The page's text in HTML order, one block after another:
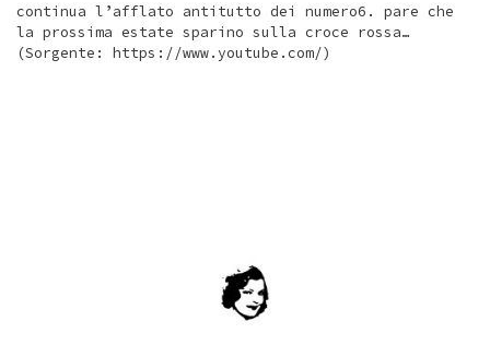
continua l’afflato antitutto dei numero6. pare che
la prossima estate sparino sulla croce rossa…
(Sorgente: https://www.youtube.com/)